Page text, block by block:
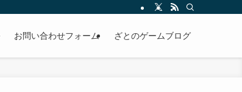
お問い合わせフォーム ざとのゲームブログ